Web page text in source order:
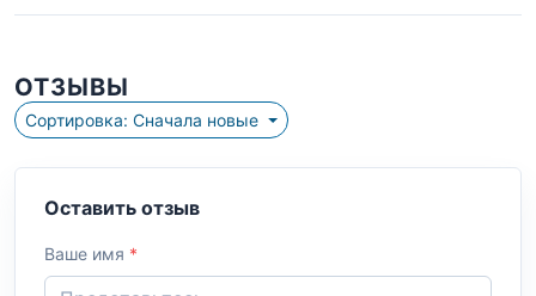
ОТЗЫВЫ
Сортировка: Сначала новые
Оставить отзыв
Ваше имя *